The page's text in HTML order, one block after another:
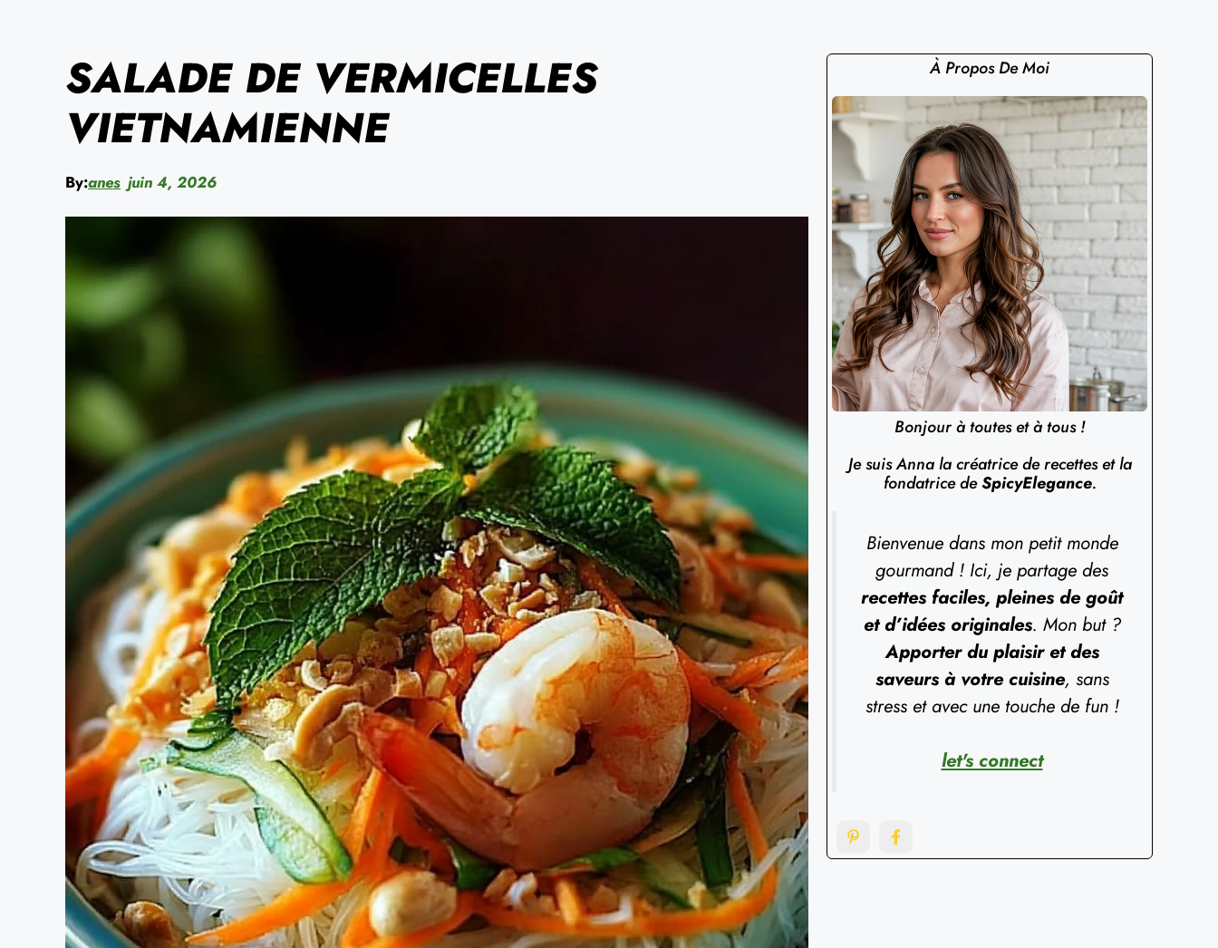
SALADE DE VERMICELLES
VIETNAMIENNE
By:anes juin 4, 2026
À Propos De Moi
Bonjour à toutes et à tous !
Je suis Anna la créatrice de recettes et la
fondatrice deSpicyElegance.
Bienvenue dans mon petit monde
gourmand ! Ici, je partage des
recettes faciles, pleines de goût
et d’idées originales. Mon but ?
Apporter du plaisir et des
saveurs à votre cuisine, sans
stress et avec une touche de fun !
let's connect